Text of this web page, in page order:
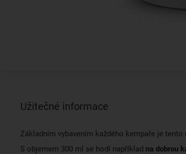
Užitečné informace
Základním vybavením každého kempaře je tento
S objemem 300 ml se hodí například na dobrou